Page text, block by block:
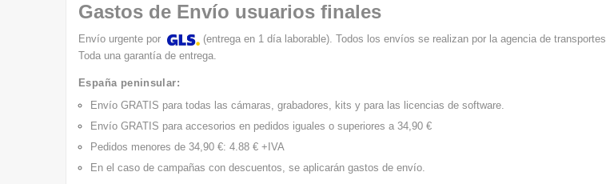
Gastos de Envío usuarios finales
Envío urgente por (entrega en 1 día laborable). Todos los envíos se realizan por la agencia de transportes
Toda una garantía de entrega.
España peninsular:
Envío GRATIS para todas las cámaras, grabadores, kits y para las licencias de software.
Envío GRATIS para accesorios en pedidos iguales o superiores a 34,90 €
Pedidos menores de 34,90 €: 4.88 € +IVA
En el caso de campañas con descuentos, se aplicarán gastos de envío.